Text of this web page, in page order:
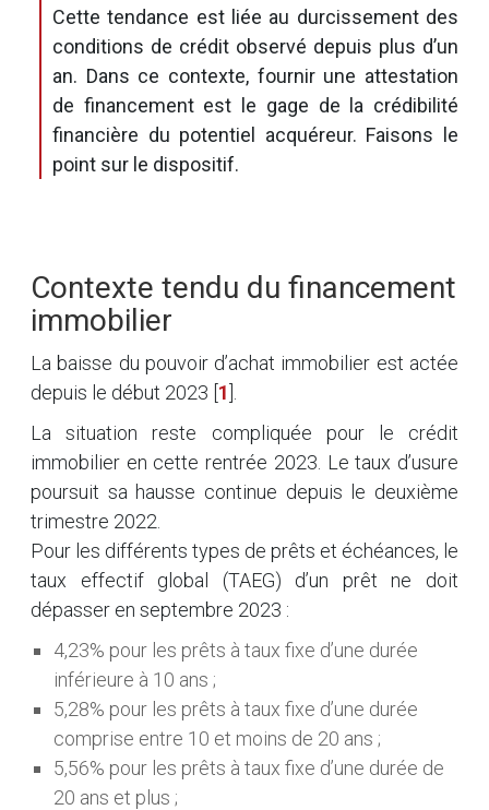
Cette tendance est liée au durcissement des
conditions de crédit observé depuis plus d’un
an. Dans ce contexte, fournir une attestation
de financement est le gage de la crédibilité
financière du potentiel acquéreur. Faisons le
point sur le dispositif.
Contexte tendu du financement
immobilier
La baisse du pouvoir d’achat immobilier est actée
depuis le début 2023 1
La situation reste compliquée pour le crédit
immobilier en cette rentrée 2023. Le taux d’usure
poursuit sa hausse continue depuis le deuxième
trimestre 2022.
Pour les différents types de prêts et échéances, le
taux effectif global (TAEG) d’un prêt ne doit
dépasser en septembre 2023 :
4,23% pour les prêts à taux fixe d’une durée
inférieure à 10 ans ;
5,28% pour les prêts à taux fixe d’une durée
comprise entre 10 et moins de 20 ans ;
5,56% pour les prêts à taux fixe d’une durée de
20 ans et plus ;